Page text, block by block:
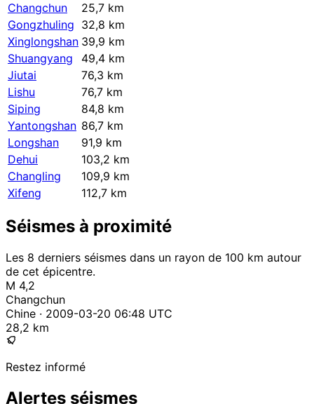
Changchun
25,7 km
Gongzhuling 32,8 km
Xinglongshan 39,9 km
Shuangyang
49,4 km
Jiutai
76,3 km
Lishu
76,7 km
Siping
84,8 km
Yantongshan 86,7 km
Longshan
91,9 km
Dehui
103,2 km
Changling
109,9 km
Xifeng
112,7 km
Séismes à proximité
Les 8 derniers séismes dans un rayon de 100 km autour
de cet épicentre.
M 4,2
Changchun
Chine · 2009-03-20 06:48 UTC
28,2 km
Restez informé
Alertes séismes